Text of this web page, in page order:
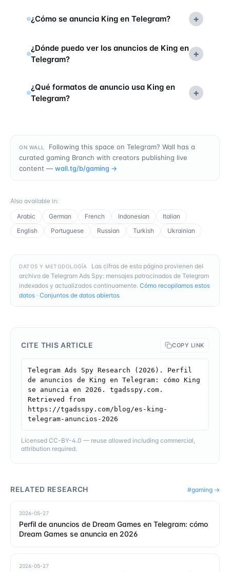
¿Cómo se anuncia King en Telegram? +
¿Dónde puedo ver los anuncios de King en
Telegram?
+
¿Qué formatos de anuncio usa King en
Telegram?
+
ON WALL
Following this space on Telegram? Wall has a
curated gaming Branch with creators publishing live
content — wall.tg/b/gaming →
Also available in:
Arabic
German French Indonesian
Italian
English
Portuguese Russian Turkish Ukrainian
DATOS Y METODOLOGÍA
Las cifras de esta página provienen del
archivo de Telegram Ads Spy: mensajes patrocinados de Telegram
indexados y actualizados continuamente. Cómo recopilamos estos
datos · Conjuntos de datos abiertos
CITE THIS ARTICLE COPY LINK
Telegram Ads Spy Research (2026). Perfil
de anuncios de King en Telegram: cómo King
se anuncia en 2026. tgadsspy.com.
Retrieved from
https://tgadsspy.com/blog/es-king-
telegram-anuncios-2026
Licensed CC-BY-4.0 — reuse allowed including commercial,
attribution required.
RELATED RESEARCH #gaming →
2026-05-27
Perfil de anuncios de Dream Games en Telegram: cómo
Dream Games se anuncia en 2026
2026-05-27